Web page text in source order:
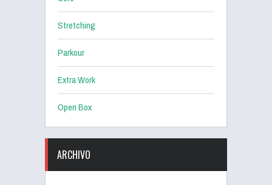
Stretching
Parkour
Extra Work
Open Box
ARCHIVO